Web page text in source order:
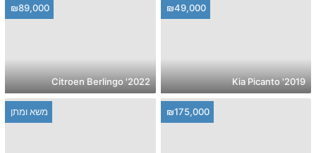
₪49,000
2019' Kia Picanto
₪89,000
2022' Citroen Berlingo
₪175,000 משא ומתן